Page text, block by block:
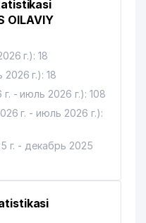
OILAVIY
г.): 18
г.): 18
- июль 2026 г.): 108
г. - июль 2026 г.):
г. - декабрь 2025